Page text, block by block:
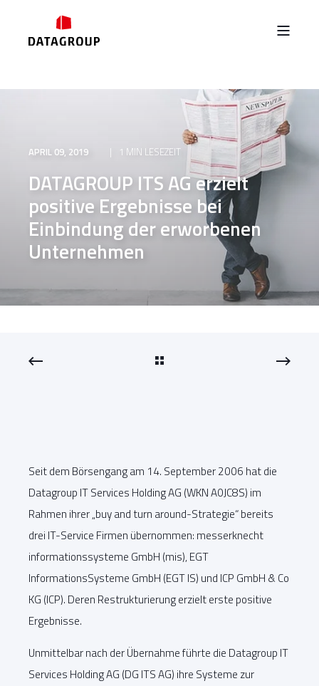
APRIL 09, 2019 1 MIN LESEZEIT
DATAGROUP ITS AG erzielt
positive Ergebnisse bei
Einbindung der erworbenen
Unternehmen
Seit dem Börsengang am 14. September 2006 hat die
Datagroup IT Services Holding AG (WKN A0JC8S) im
Rahmen ihrer „buy and turn around-Strategie“ bereits
drei IT-Service Firmen übernommen: messerknecht
informationssysteme GmbH (mis), EGT
InformationsSysteme GmbH (EGT IS) und ICP GmbH & Co
KG (ICP). Deren Restrukturierung erzielt erste positive
Ergebnisse.
Unmittelbar nach der Übernahme führte die Datagroup IT
Services Holding AG (DG ITS AG) ihre Systeme zur